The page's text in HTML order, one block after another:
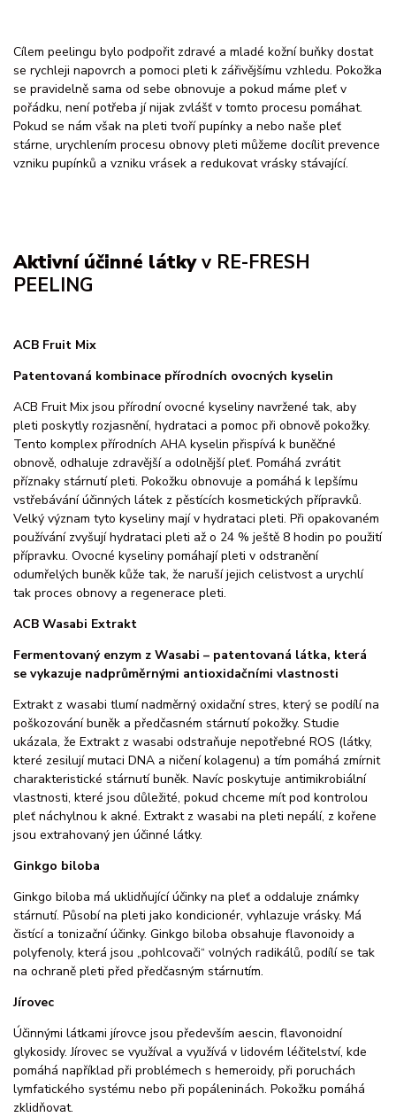
Cílem peelingu bylo podpořit zdravé a mladé kožní buňky dostat
se rychleji napovrch a pomoci pleti k zářivějšímu vzhledu. Pokožka
se pravidelně sama od sebe obnovuje a pokud máme pleť v
pořádku, není potřeba jí nijak zvlášť v tomto procesu pomáhat.
Pokud se nám však na pleti tvoří pupínky a nebo naše pleť
stárne, urychlením procesu obnovy pleti můžeme docílit prevence
vzniku pupínků a vzniku vrásek a redukovat vrásky stávající.
Aktivní účinné látkyv RE-FRESH
PEELING
ACB Fruit Mix
Patentovaná kombinace přírodních ovocných kyselin
ACB Fruit Mix jsou přírodní ovocné kyseliny navržené tak, aby
pleti poskytly rozjasnění, hydrataci a pomoc při obnově pokožky.
Tento komplex přírodních AHA kyselin přispívá k buněčné
obnově, odhaluje zdravější a odolnější pleť. Pomáhá zvrátit
příznaky stárnutí pleti. Pokožku obnovuje a pomáhá k lepšímu
vstřebávání účinných látek z pěstících kosmetických přípravků.
Velký význam tyto kyseliny mají v hydrataci pleti. Při opakovaném
používání zvyšují hydrataci pleti až o 24 % ještě 8 hodin po použití
přípravku. Ovocné kyseliny pomáhají pleti v odstranění
odumřelých buněk kůže tak, že naruší jejich celistvost a urychlí
tak proces obnovy a regenerace pleti.
ACB Wasabi Extrakt
Fermentovaný enzym z Wasabi – patentovaná látka, která
se vykazuje nadprůměrnými antioxidačními vlastnosti
Extrakt z wasabi tlumí nadměrný oxidační stres, který se podílí na
poškozování buněk a předčasném stárnutí pokožky. Studie
ukázala, že Extrakt z wasabi odstraňuje nepotřebné ROS (látky,
které zesilují mutaci DNA a ničení kolagenu) a tím pomáhá zmírnit
charakteristické stárnutí buněk. Navíc poskytuje antimikrobiální
vlastnosti, které jsou důležité, pokud chceme mít pod kontrolou
pleť náchylnou k akné. Extrakt z wasabi na pleti nepálí, z kořene
jsou extrahovaný jen účinné látky.
Ginkgo biloba
Ginkgo biloba má uklidňující účinky na pleť a oddaluje známky
stárnutí. Působí na pleti jako kondicionér, vyhlazuje vrásky. Má
čistící a tonizační účinky. Ginkgo biloba obsahuje flavonoidy a
polyfenoly, která jsou „pohlcovači“ volných radikálů, podílí se tak
na ochraně pleti před předčasným stárnutím.
Jírovec
Účinnými látkami jírovce jsou především aescin, flavonoidní
glykosidy. Jírovec se využíval a využívá v lidovém léčitelství, kde
pomáhá například při problémech s hemeroidy, při poruchách
lymfatického systému nebo při popáleninách. Pokožku pomáhá
zklidňovat.